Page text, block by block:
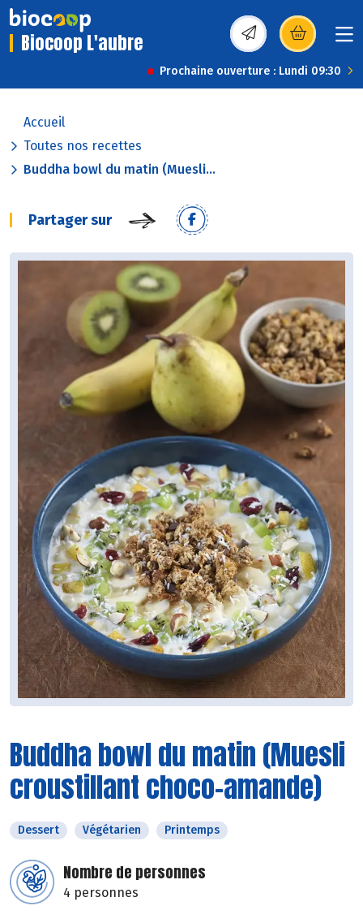
Biocoop L'aubre (s’ouvre dans une
Prochaine ouverture : Lundi 09:30
Accueil
Toutes nos recettes
Buddha bowl du matin (Muesli...
Partager sur
Buddha bowl du matin (Muesli
croustillant choco-amande)
Dessert Végétarien Printemps
Nombre de personnes
4 personnes